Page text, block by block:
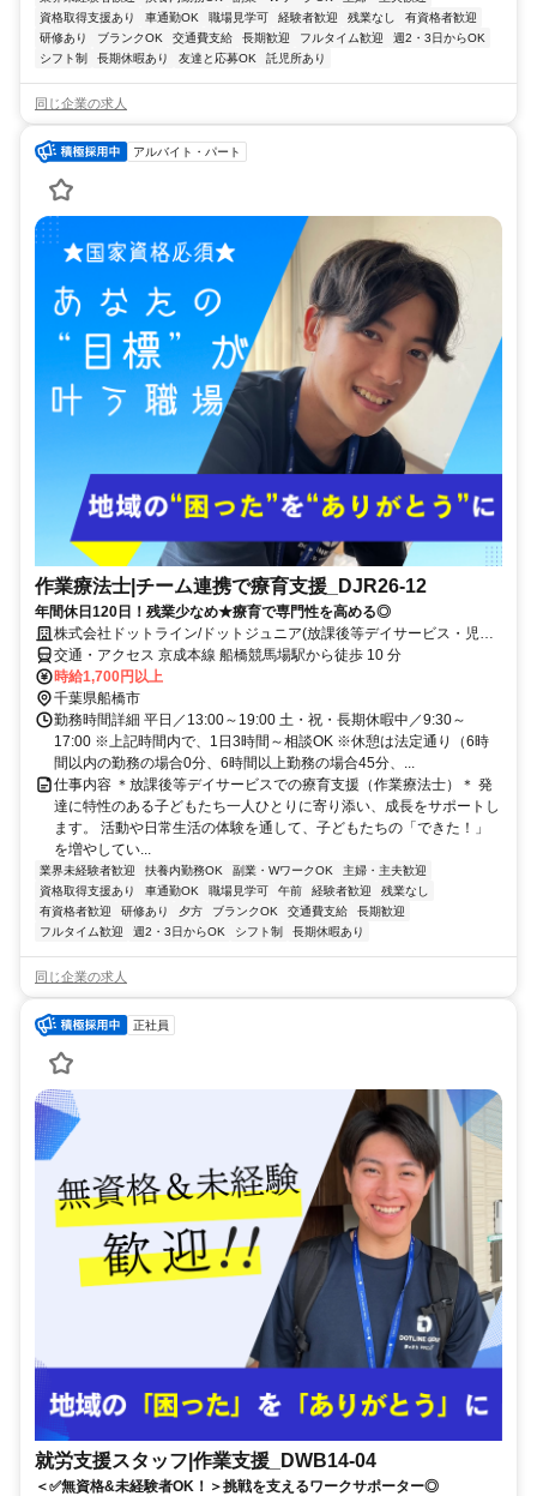
資格取得支援あり
車通勤OK 職場見学可 経験者歓迎 残業なし
有資格者歓迎
研修あり
ブランクOK 交通費支給 長期歓迎 フルタイム歓迎
週2・3日からOK
シフト制
長期休暇あり 友達と応募OK 託児所あり
同じ企業の求人
アルバイト・パート
作業療法士|チーム連携で療育支援_DJR26-12
年間休日120日！残業少なめ★療育で専門性を高める◎
株式会社ドットライン/ドットジュニア(放課後等デイサービス・児童
発達支援) 船橋浜町教室
交通・アクセス 京成本線 船橋競馬場駅から徒歩 10 分
時給1,700円以上
千葉県船橋市
勤務時間詳細 平日／13:00～19:00 土・祝・長期休暇中／9:30～
17:00 ※上記時間内で、1日3時間～相談OK ※休憩は法定通り（6時
間以内の勤務の場合0分、6時間以上勤務の場合45分、...
仕事内容 ＊放課後等デイサービスでの療育支援（作業療法士）＊ 発
達に特性のある子どもたち一人ひとりに寄り添い、成長をサポートし
ます。 活動や日常生活の体験を通して、子どもたちの「できた！」
を増やしてい...
業界未経験者歓迎 扶養内勤務OK 副業・WワークOK
主婦・主夫歓迎
資格取得支援あり
車通勤OK 職場見学可 午前 経験者歓迎
残業なし
有資格者歓迎
研修あり 夕方 ブランクOK 交通費支給
長期歓迎
フルタイム歓迎
週2・3日からOK シフト制 長期休暇あり
同じ企業の求人
正社員
就労支援スタッフ|作業支援_DWB14-04
＜✅無資格&未経験者OK！＞挑戦を支えるワークサポーター◎